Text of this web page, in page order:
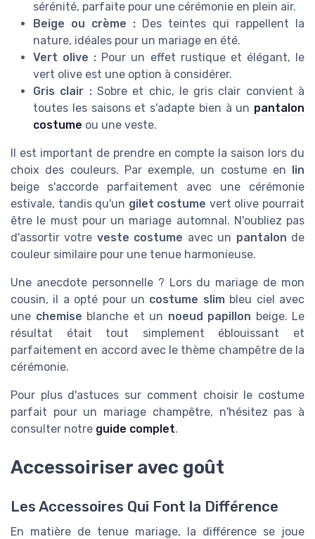
sérénité, parfaite pour une cérémonie en plein air.
Beige ou crème : Des teintes qui rappellent la
nature, idéales pour un mariage en été.
Vert olive : Pour un effet rustique et élégant, le
vert olive est une option à considérer.
Gris clair :Sobre et chic, le gris clair convient à
toutes les saisons et s'adapte bien à un pantalon
costume ou une veste.
Il est important de prendre en compte la saison lors du
choix des couleurs. Par exemple, un costume en
lin
beige s'accorde parfaitement avec une cérémonie
estivale, tandis qu'un gilet costume vert olive pourrait
être le must pour un mariage automnal. N'oubliez pas
d'assortir votre veste costume avec un pantalon de
couleur similaire pour une tenue harmonieuse.
Une anecdote personnelle ? Lors du mariage de mon
cousin, il a opté pour un costume slimbleu ciel avec
une chemise blanche et un noeud papillon beige. Le
résultat était tout simplement éblouissant et
parfaitement en accord avec le thème champêtre de la
cérémonie.
Pour plus d'astuces sur comment choisir le costume
parfait pour un mariage champêtre, n'hésitez pas à
consulter notre guide complet.
Accessoiriser avec goût
Les Accessoires Qui Font la Différence
En matière de tenue mariage, la différence se joue